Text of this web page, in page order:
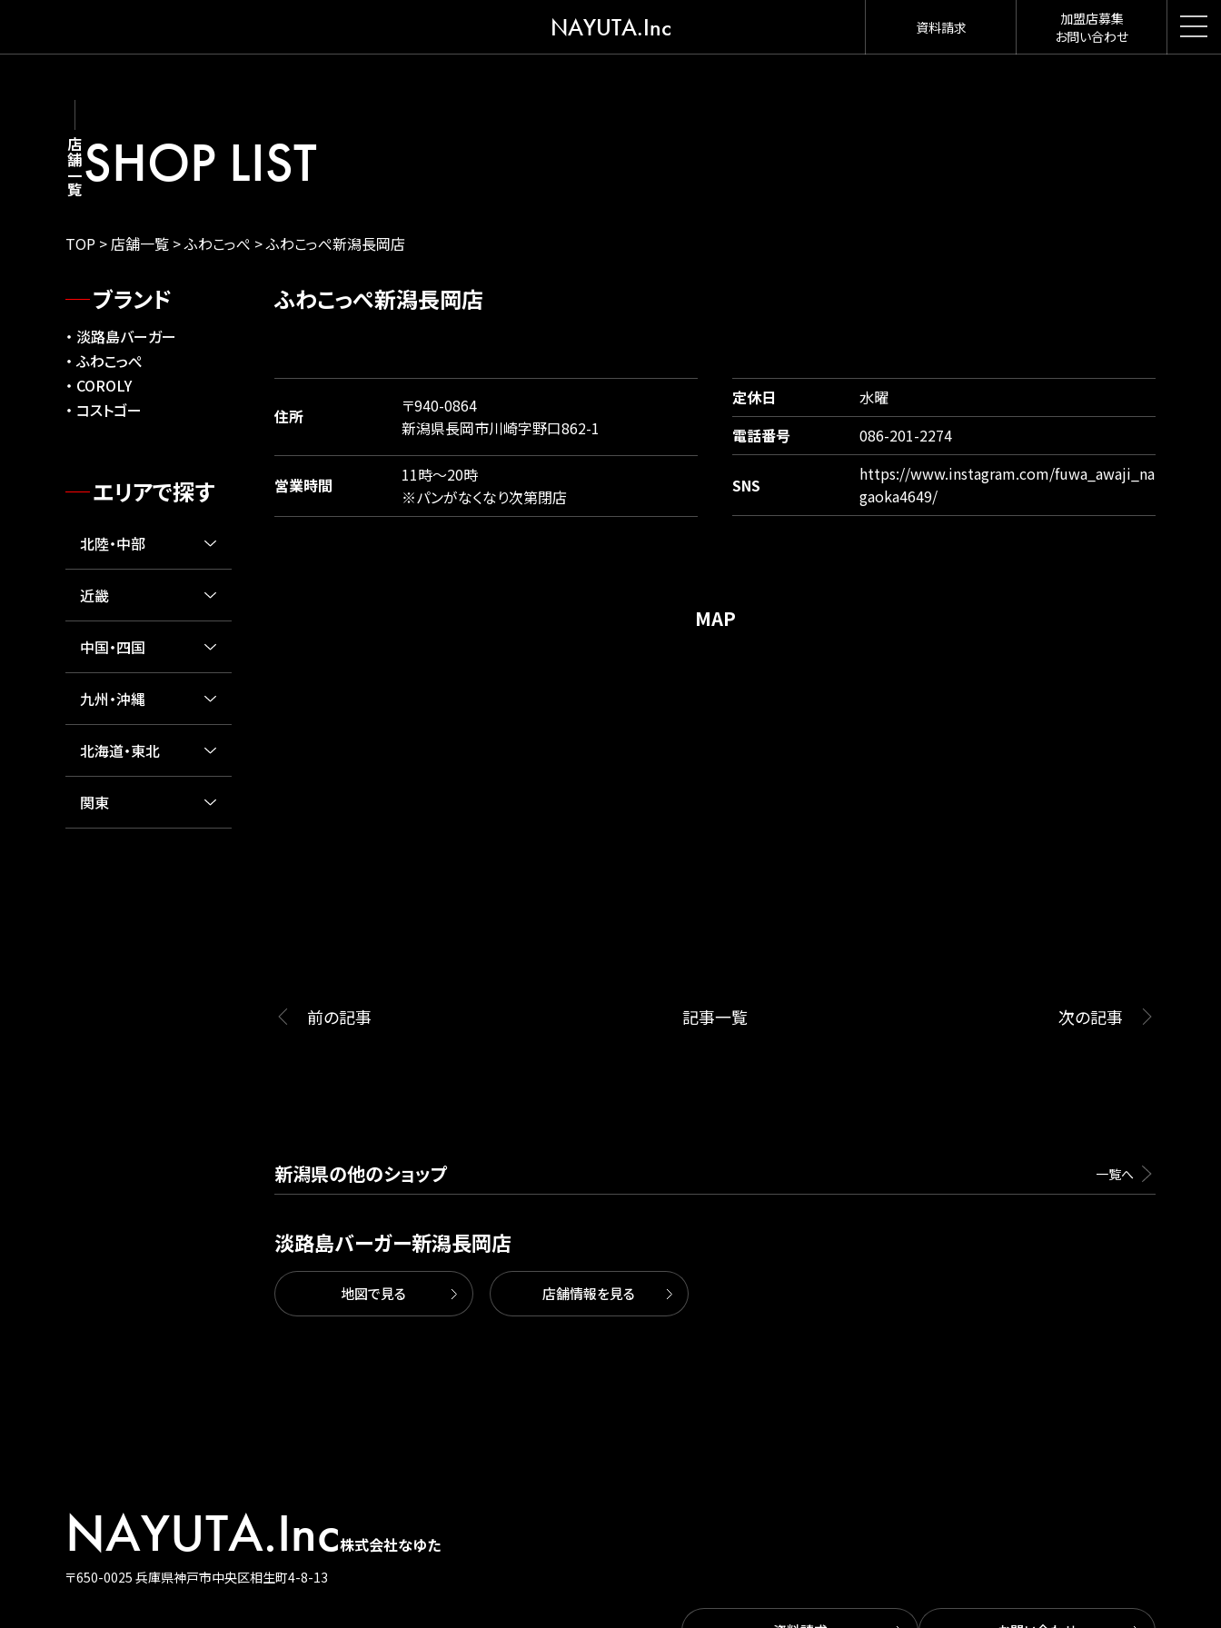
NAYUTA.Inc 資料請求
加盟店募集
お問い合わせ
店舗一覧SHOP LIST
TOP >店舗一覧 >ふわこっぺ >ふわこっぺ新潟長岡店
ブランド
淡路島バーガー
ふわこっぺ
COROLY
コストゴー
エリアで探す
北陸・中部
近畿
中国・四国
九州・沖縄
北海道・東北
関東
ふわこっぺ新潟長岡店
住所
〒940-0864
新潟県長岡市川崎字野口862-1
営業時間
11時～20時
※パンがなくなり次第閉店
定休日
水曜
電話番号
086-201-2274
SNS
https://www.instagram.com/fuwa_awaji_na
gaoka4649/
MAP
前の記事 記事一覧 次の記事
新潟県の他のショップ 一覧へ
淡路島バーガー新潟長岡店
地図で見る 店舗情報を見る
NAYUTA.Inc株式会社なゆた
〒650-0025 兵庫県神戸市中央区相生町4-8-13